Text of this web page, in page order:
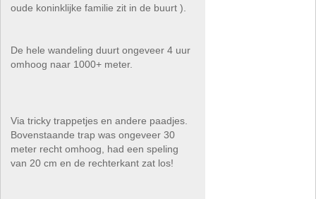
oude koninklijke familie zit in de buurt ).
De hele wandeling duurt ongeveer 4 uur
omhoog naar 1000+ meter.
Via tricky trappetjes en andere paadjes.
Bovenstaande trap was ongeveer 30
meter recht omhoog, had een speling
van 20 cm en de rechterkant zat los!